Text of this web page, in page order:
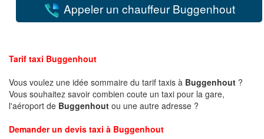
Appeler un chauffeur Buggenhout
Tarif taxi Buggenhout
Vous voulez une idée sommaire du tarif taxis à Buggenhout ?
Vous souhaitez savoir combien coute un taxi pour la gare,
l'aéroport de Buggenhout ou une autre adresse ?
Demander un devis taxi à Buggenhout